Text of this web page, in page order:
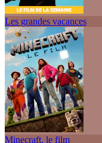
Les grandes vacances
Minecraft, le film